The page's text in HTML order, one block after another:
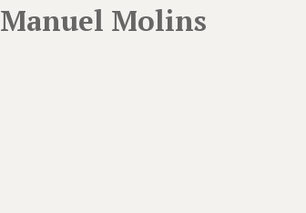
Manuel Molins